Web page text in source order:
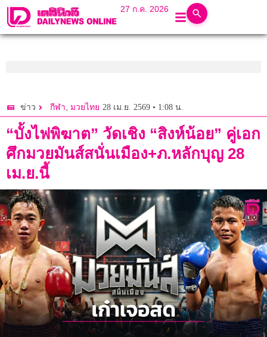
27 ก.ค. 2026
ข่าว กีฬา, มวยไทย 28 เม.ย. 2569 • 1:08 น.
“บั้งไฟพิฆาต” วัดเชิง “สิงห์น้อย” คู่เอก
ศึกมวยมันส์สนั่นเมือง+ภ.หลักบุญ 28
เม.ย.นี้